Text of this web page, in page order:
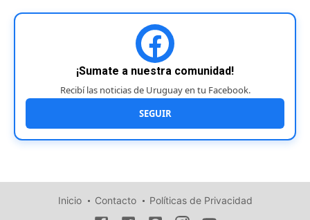
¡Sumate a nuestra comunidad!
Recibí las noticias de Uruguay en tu Facebook.
SEGUIR
Inicio Contacto Políticas de Privacidad